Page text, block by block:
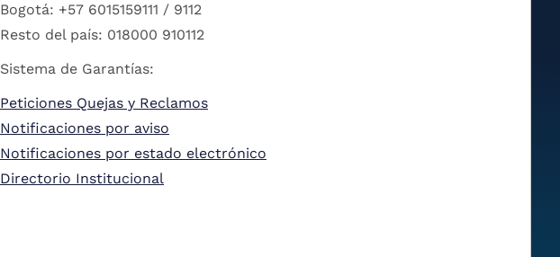
Bogotá: +57 6015159111 / 9112
Resto del país: 018000 910112
Sistema de Garantías:
Peticiones Quejas y Reclamos
Notificaciones por aviso
Notificaciones por estado electrónico
Directorio Institucional